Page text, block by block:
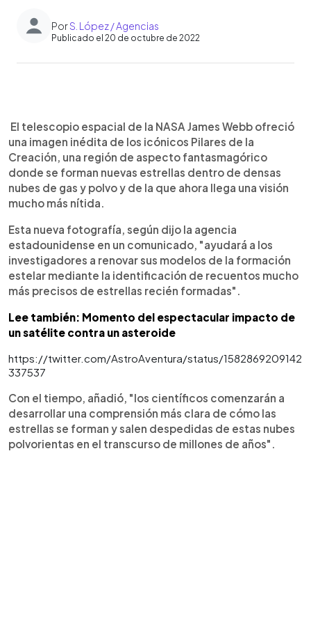
PorS. López / Agencias
Publicado el 20 de octubre de 2022
Escuchar artículo
El telescopio espacial de la NASA James Webb ofreció
una imagen inédita de los icónicos Pilares de la
Creación, una región de aspecto fantasmagórico
donde se forman nuevas estrellas dentro de densas
nubes de gas y polvo y de la que ahora llega una visión
mucho más nítida.
Esta nueva fotografía, según dijo la agencia
estadounidense en un comunicado, "ayudará a los
investigadores a renovar sus modelos de la formación
estelar mediante la identificación de recuentos mucho
más precisos de estrellas recién formadas".
Lee también: Momento del espectacular impacto de
un satélite contra un asteroide
https://twitter.com/AstroAventura/status/1582869209142
337537
Con el tiempo, añadió, "los científicos comenzarán a
desarrollar una comprensión más clara de cómo las
estrellas se forman y salen despedidas de estas nubes
polvorientas en el transcurso de millones de años".